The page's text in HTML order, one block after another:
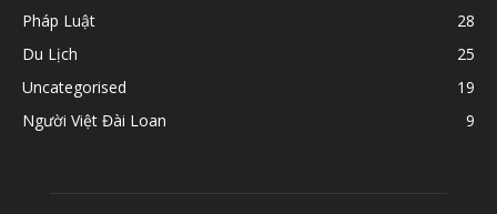
Pháp Luật
28
Du Lịch
25
Uncategorised
19
Người Việt Đài Loan
9